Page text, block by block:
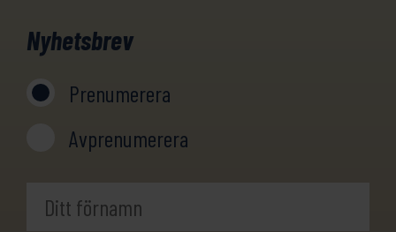
Nyhetsbrev
Prenumerera
Avprenumerera